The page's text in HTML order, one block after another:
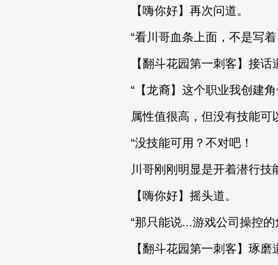
【嗨你好】再次问道。
“看川哥血条上面，不是写着
【翻斗花园第一刺客】接话
“【龙裔】这个职业我创建角
属性值很高，但没有技能可
“没技能可用？不对吧！
川哥刚刚明显是开着潜行技
【嗨你好】摇头道。
“那只能说...游戏公司操控的
【翻斗花园第一刺客】琢磨